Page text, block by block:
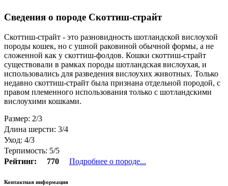
Сведения о породе Скоттиш-страйт
Скоттиш-страйт - это разновидность шотландской вислоухой
породы кошек, но с ушной раковиной обычной формы, а не
сложенной как у скоттиш-фолдов. Кошки скоттиш-страйт
существовали в рамках породы шотландская вислоухая, и
использовались для разведения вислоухих животных. Только
недавно скоттиш-страйт была признана отдельной породой, с
правом племенного использования только с шотландскими
вислоухими кошками.
Размер: 2/3
Длина шерсти: 3/4
Уход: 4/3
Терпимость: 5/5
Рейтинг:
770 Подробнее о породе...
Контактная информация